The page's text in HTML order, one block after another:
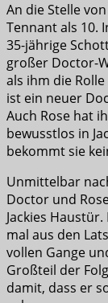
An die Stelle
Tennant als 10.
35-jährige
großer Doctor-
als ihm die
ist ein neuer
Auch Rose hat
bewusstlos in
bekommt sie
Unmittelbar
Doctor und
Jackies
mal aus den
vollen Gange
Großteil der
damit, dass er